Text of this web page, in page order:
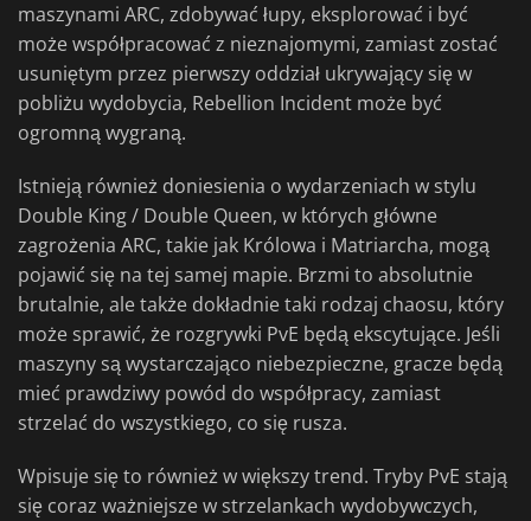
maszynami ARC, zdobywać łupy, eksplorować i być
może współpracować z nieznajomymi, zamiast zostać
usuniętym przez pierwszy oddział ukrywający się w
pobliżu wydobycia, Rebellion Incident może być
ogromną wygraną.
Istnieją również doniesienia o wydarzeniach w stylu
Double King / Double Queen, w których główne
zagrożenia ARC, takie jak Królowa i Matriarcha, mogą
pojawić się na tej samej mapie. Brzmi to absolutnie
brutalnie, ale także dokładnie taki rodzaj chaosu, który
może sprawić, że rozgrywki PvE będą ekscytujące. Jeśli
maszyny są wystarczająco niebezpieczne, gracze będą
mieć prawdziwy powód do współpracy, zamiast
strzelać do wszystkiego, co się rusza.
Wpisuje się to również w większy trend. Tryby PvE stają
się coraz ważniejsze w strzelankach wydobywczych,